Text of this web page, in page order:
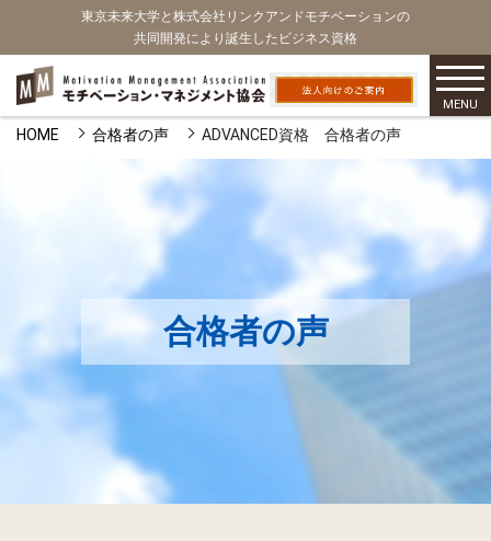
東京未来大学と株式会社リンクアンドモチベーションの
共同開発により誕生したビジネス資格
MENU
HOME 合格者の声 ADVANCED資格 合格者の声
合格者の声